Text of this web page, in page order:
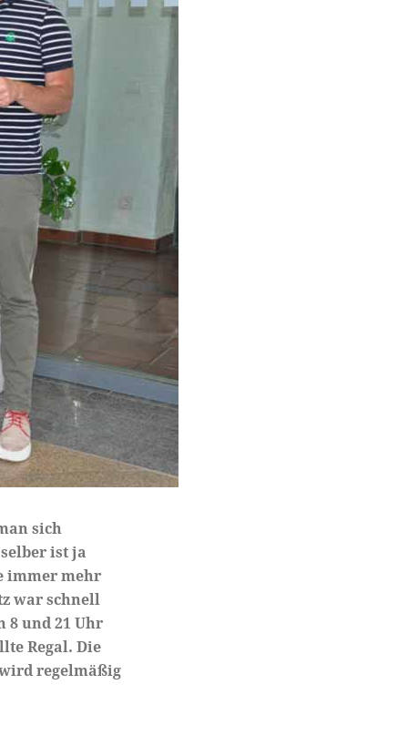
sich
ist ja
immer mehr
war schnell
8 und 21 Uhr
Regal. Die
regelmäßig